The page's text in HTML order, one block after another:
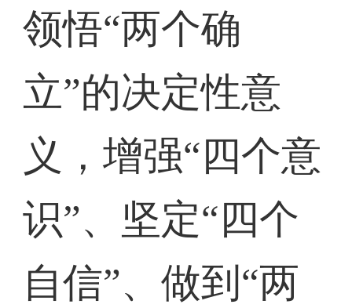
领悟“两个确
立”的决定性意
义，增强“四个意
识”、坚定“四个
自信”、做到“两